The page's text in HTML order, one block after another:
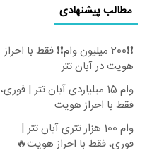
مطالب پیشنهادی
❗❗200 میلیون وام❗❗ فقط با احراز
هویت در آبان تتر
وام 15 میلیاردی آبان تتر | فوری،
فقط با احراز هویت
وام 100 هزار تتری آبان تتر |
فوری، فقط با احراز هویت🔥